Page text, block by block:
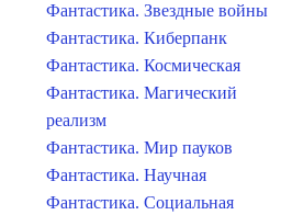
Фантастика. Звездные войны
Фантастика. Киберпанк
Фантастика. Космическая
Фантастика. Магический
реализм
Фантастика. Мир пауков
Фантастика. Научная
Фантастика. Социальная